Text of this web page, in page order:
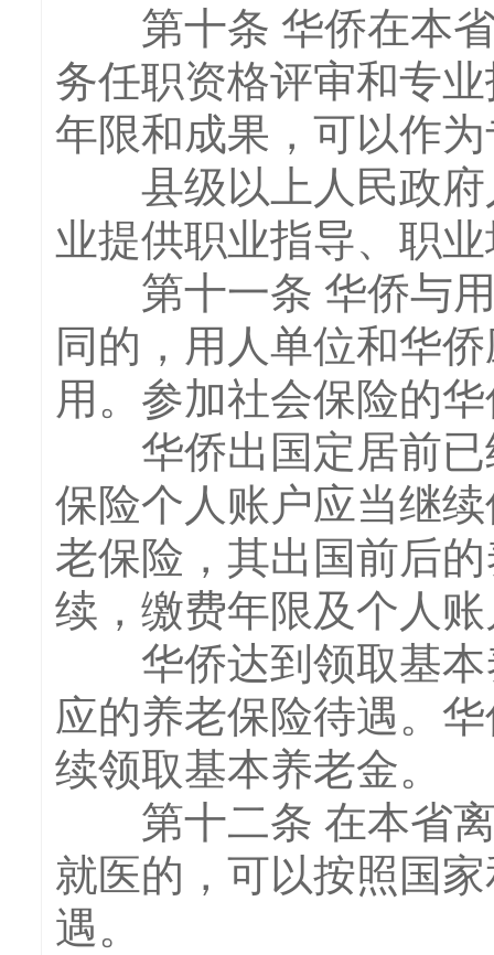
第十条 华侨在本省
务任职资格评审和专
年限和成果，可以作
县级以上人民政府
业提供职业指导、职
第十一条 华侨与用
同的，用人单位和华
用。参加社会保险的
华侨出国定居前已
保险个人账户应当继
老保险，其出国前后
续，缴费年限及个人
华侨达到领取基本
应的养老保险待遇。
续领取基本养老金。
第十二条 在本省离
就医的，可以按照国
遇。